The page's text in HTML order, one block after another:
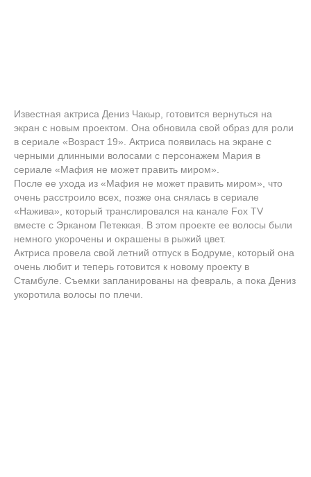
Известная актриса Дениз Чакыр, готовится вернуться на
экран с новым проектом. Она обновила свой образ для роли
в сериале «Возраст 19». Актриса появилась на экране с
черными длинными волосами с персонажем Мария в
сериале «Мафия не может править миром».
После ее ухода из «Мафия не может править миром», что
очень расстроило всех, позже она снялась в сериале
«Нажива», который транслировался на канале Fox TV
вместе с Эрканом Петеккая. В этом проекте ее волосы были
немного укорочены и окрашены в рыжий цвет.
Актриса провела свой летний отпуск в Бодруме, который она
очень любит и теперь готовится к новому проекту в
Стамбуле. Съемки запланированы на февраль, а пока Дениз
укоротила волосы по плечи.